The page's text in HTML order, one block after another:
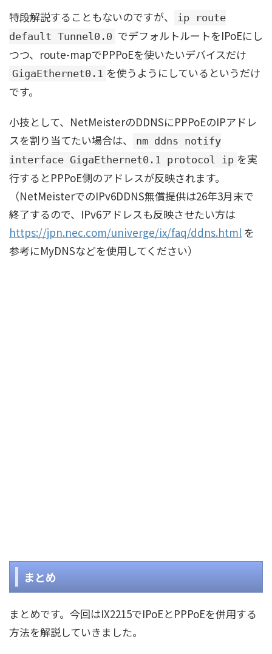
特段解説することもないのですが、
ip route
default Tunnel0.0 でデフォルトルートをIPoEにし
つつ、route-mapでPPPoEを使いたいデバイスだけ
GigaEthernet0.1 を使うようにしているというだけ
です。
小技として、NetMeisterのDDNSにPPPoEのIPアドレ
スを割り当てたい場合は、
nm ddns notify
interface GigaEthernet0.1 protocol ip を実
行するとPPPoE側のアドレスが反映されます。
（NetMeisterでのIPv6DDNS無償提供は26年3月末で
終了するので、IPv6アドレスも反映させたい方は
https://jpn.nec.com/univerge/ix/faq/ddns.html を
参考にMyDNSなどを使用してください）
まとめ
まとめです。今回はIX2215でIPoEとPPPoEを併用する
方法を解説していきました。